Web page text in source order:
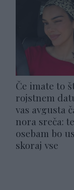
Če imate to
rojstnem
vas avgusta
nora sreča:
osebam bo
skoraj vse